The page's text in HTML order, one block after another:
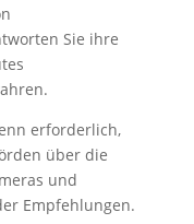
Sie ihre
erforderlich,
über die
und
Empfehlungen.